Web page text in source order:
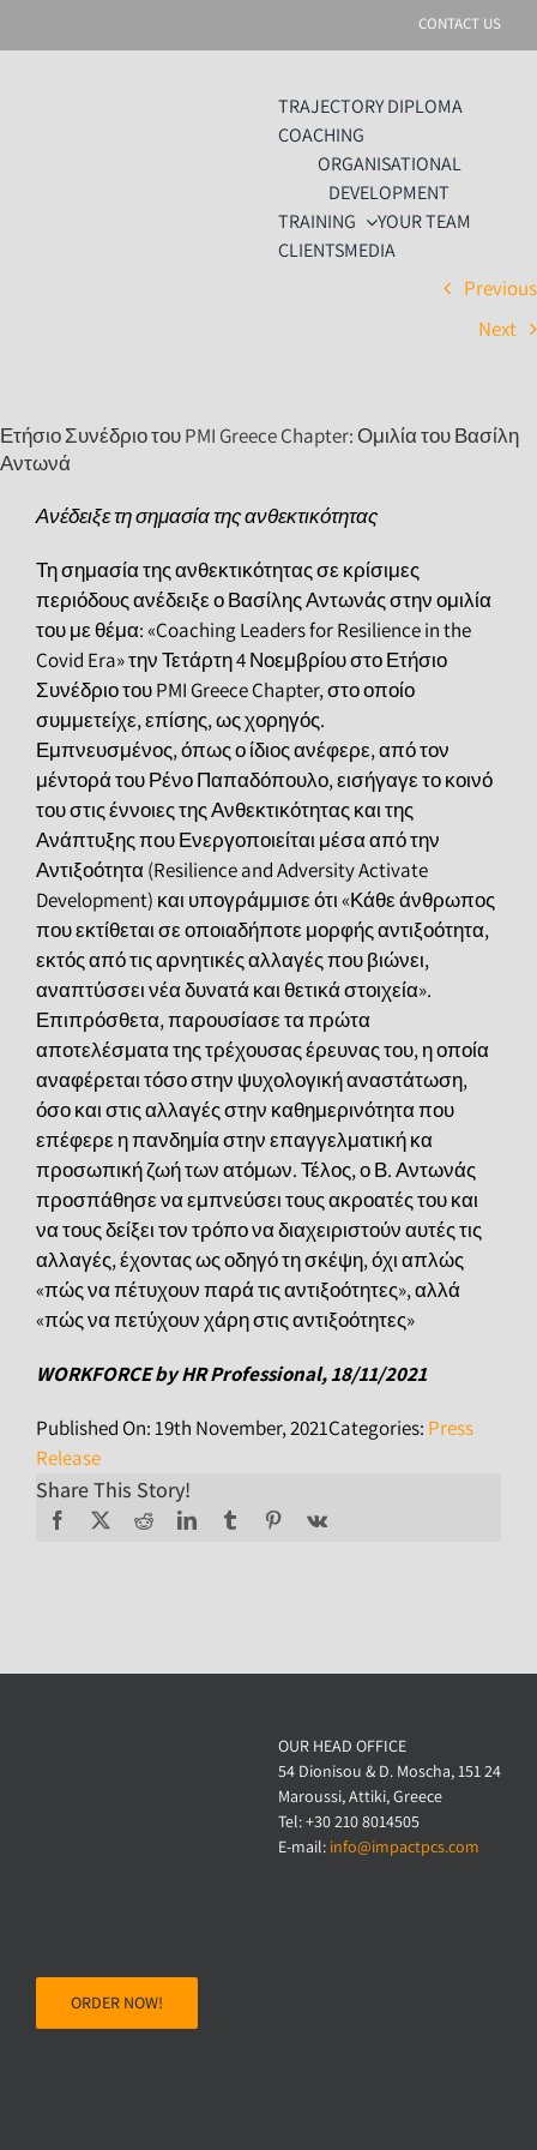
CONTACT US
TRAJECTORY DIPLOMA
COACHING
ORGANISATIONAL
DEVELOPMENT
TRAINING
YOUR TEAM
CLIENTSMEDIA
Previous
Next
Ετήσιο Συνέδριο του PMI Greece Chapter: Ομιλία του Βασίλη
Αντωνά
Ανέδειξε τη σημασία της ανθεκτικότητας
Τη σημασία της ανθεκτικότητας σε κρίσιμες
περιόδους ανέδειξε ο Βασίλης Αντωνάς στην ομιλία
του με θέμα: «Coaching Leaders for Resilience in the
Covid Era» την Τετάρτη 4 Νοεμβρίου στο Ετήσιο
Συνέδριο του PMI Greece Chapter, στο οποίο
συμμετείχε, επίσης, ως χορηγός.
Εμπνευσμένος, όπως ο ίδιος ανέφερε, από τον
μέντορά του Ρένο Παπαδόπουλο, εισήγαγε το κοινό
του στις έννοιες της Ανθεκτικότητας και της
Ανάπτυξης που Ενεργοποιείται μέσα από την
Αντιξοότητα (Resilience and Adversity Activate
Development) και υπογράμμισε ότι «Κάθε άνθρωπος
που εκτίθεται σε οποιαδήποτε μορφής αντιξοότητα,
εκτός από τις αρνητικές αλλαγές που βιώνει,
αναπτύσσει νέα δυνατά και θετικά στοιχεία».
Επιπρόσθετα, παρουσίασε τα πρώτα
αποτελέσματα της τρέχουσας έρευνας του, η οποία
αναφέρεται τόσο στην ψυχολογική αναστάτωση,
όσο και στις αλλαγές στην καθημερινότητα που
επέφερε η πανδημία στην επαγγελματική κα
προσωπική ζωή των ατόμων. Τέλος, ο Β. Αντωνάς
προσπάθησε να εμπνεύσει τους ακροατές του και
να τους δείξει τον τρόπο να διαχειριστούν αυτές τις
αλλαγές, έχοντας ως οδηγό τη σκέψη, όχι απλώς
«πώς να πέτυχουν παρά τις αντιξοότητες», αλλά
«πώς να πετύχουν χάρη στις αντιξοότητες»
WORKFORCE by HR Professional, 18/11/2021
Published On: 19th November, 2021Categories: Press
Release
Share This Story!
ORDER NOW!
OUR HEAD OFFICE
54 Dionisou & D. Moscha, 151 24
Maroussi, Attiki, Greece
Tel: +30 210 8014505
E-mail: info@impactpcs.com